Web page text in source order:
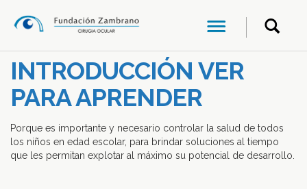
INTRODUCCIÓN VER
PARA APRENDER
Porque es importante y necesario controlar la salud de todos
los niños en edad escolar, para brindar soluciones al tiempo
que les permitan explotar al máximo su potencial de desarrollo.